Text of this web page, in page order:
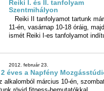
hatásokat...
és Bach-virágterápia!
2012. január 20.
fel!